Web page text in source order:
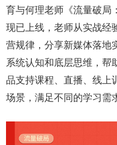
育与何理老师《流量破局
现已上线，老师从实战经
营规律，分享新媒体落地
系统认知和底层思维，帮
品支持课程、直播、线上
场景，满足不同的学习需